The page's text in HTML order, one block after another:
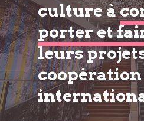
culture à
porter et
leurs
coopération